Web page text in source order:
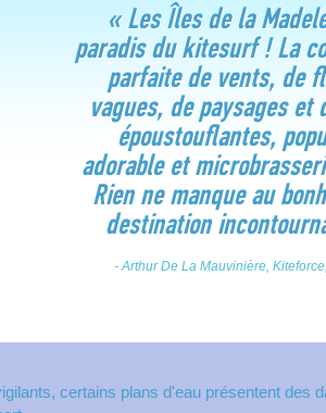
« Les Îles de la
paradis du kitesurf ! La
parfaite de vents, de
vagues, de paysages et
époustouflantes,
adorable et
Rien ne manque au
destination
- Arthur De La Mauvinière,
certains plans d'eau présentent des